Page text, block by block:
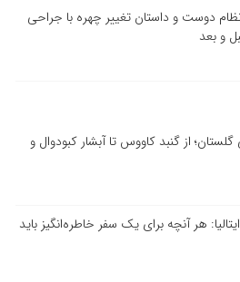
دوست و داستان تغییر چهره با جراحی
و بعد
گلستان؛ از گنبد کاووس تا آبشار کبودوال و
هر آنچه برای یک سفر خاطره‌انگیز باید